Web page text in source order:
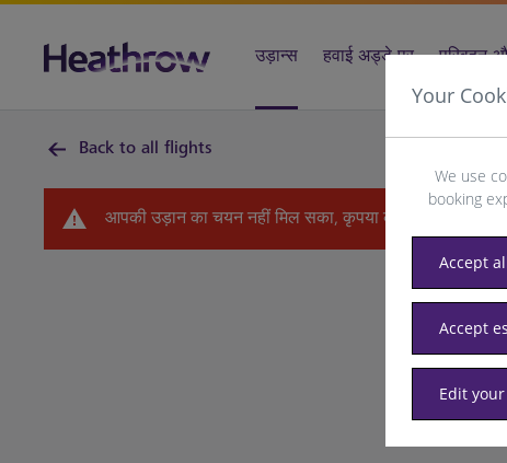
उड़ान्स हवाई अड्डे पर परिवहन
Back to all flights
आपकी उड़ान का चयन नहीं मिल सका, कृपया कोई दूसरी तिथि चुनें
Your
We use
booking
Accept
Accept
Edit